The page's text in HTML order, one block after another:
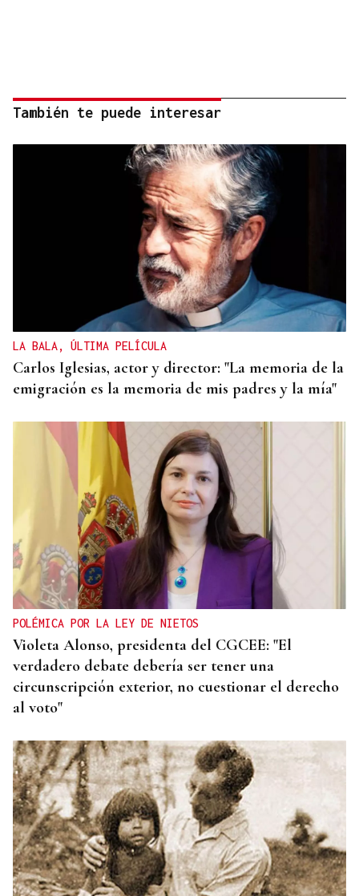
También te puede interesar
LA BALA, ÚLTIMA PELÍCULA
Carlos Iglesias, actor y director: "La memoria de la
emigración es la memoria de mis padres y la mía"
POLÉMICA POR LA LEY DE NIETOS
Violeta Alonso, presidenta del CGCEE: "El
verdadero debate debería ser tener una
circunscripción exterior, no cuestionar el derecho
al voto"